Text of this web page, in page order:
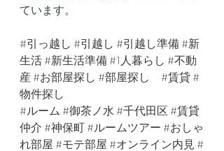
ています。
#引っ越し #引越し #引越し準備 #新
生活 #新生活準備 #1人暮らし #不動
産 #お部屋探し #部屋探し #賃貸 #
物件探し
#ルーム #御茶ノ水 #千代田区 #賃貸
仲介 #神保町 #ルームツアー #おしゃ
れ部屋 #モテ部屋 #オンライン内見 #